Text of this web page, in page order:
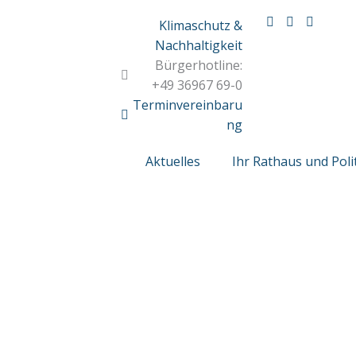
Klimaschutz &
Nachhaltigkeit
Bürgerhotline:
+49 36967 69-0
Terminvereinbaru
ng
Aktuelles Ihr Rathaus und